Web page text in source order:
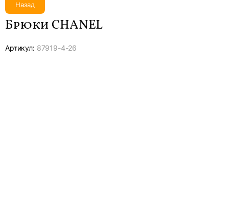
Назад
Брюки CHANEL
Артикул: 87919-4-26